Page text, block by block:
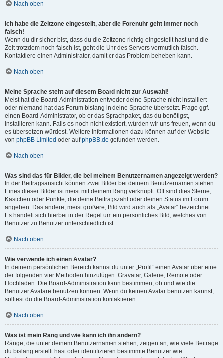
Nach oben
Ich habe die Zeitzone eingestellt, aber die Forenuhr geht immer noch
falsch!
Wenn du dir sicher bist, dass du die Zeitzone richtig eingestellt hast und die
Zeit trotzdem noch falsch ist, geht die Uhr des Servers vermutlich falsch.
Kontaktiere einen Administrator, damit er das Problem beheben kann.
Nach oben
Meine Sprache steht auf diesem Board nicht zur Auswahl!
Meist hat die Board-Administration entweder deine Sprache nicht installiert
oder niemand hat das Forum bislang in deine Sprache übersetzt. Frage ggf.
einen Board-Administrator, ob er das Sprachpaket, das du benötigst,
installieren kann. Falls es noch nicht existiert, würden wir uns freuen, wenn du
es übersetzen würdest. Weitere Informationen dazu können auf der Website
von phpBB Limited oder aufphpBB.de gefunden werden.
Nach oben
Was sind das für Bilder, die bei meinem Benutzernamen angezeigt werden?
In der Beitragsansicht können zwei Bilder bei deinem Benutzernamen stehen.
Eines dieser Bilder ist meist mit deinem Rang verknüpft: Oft sind dies Sterne,
Kästchen oder Punkte, die deine Beitragszahl oder deinen Status im Forum
angeben. Das andere, meist größere, Bild wird auch als „Avatar“ bezeichnet.
Es handelt sich hierbei in der Regel um ein persönliches Bild, welches von
Benutzer zu Benutzer unterschiedlich ist.
Nach oben
Wie verwende ich einen Avatar?
In deinem persönlichen Bereich kannst du unter „Profil“ einen Avatar über eine
der folgenden vier Methoden hinzufügen: Gravatar, Galerie, Remote oder
Hochladen. Die Board-Administration kann bestimmen, ob und wie die
Benutzer Avatare benutzen können. Wenn du keinen Avatar benutzen kannst,
solltest du die Board-Administration kontaktieren.
Nach oben
Was ist mein Rang und wie kann ich ihn ändern?
Ränge, die unter deinem Benutzernamen stehen, zeigen an, wie viele Beiträge
du bislang erstellt hast oder identifizieren bestimmte Benutzer wie